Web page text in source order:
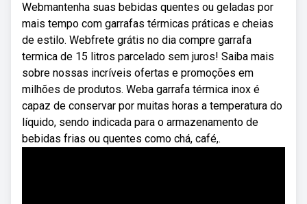
Webmantenha suas bebidas quentes ou geladas por
mais tempo com garrafas térmicas práticas e cheias
de estilo. Webfrete grátis no dia compre garrafa
termica de 15 litros parcelado sem juros! Saiba mais
sobre nossas incríveis ofertas e promoções em
milhões de produtos. Weba garrafa térmica inox é
capaz de conservar por muitas horas a temperatura do
líquido, sendo indicada para o armazenamento de
bebidas frias ou quentes como chá, café,.